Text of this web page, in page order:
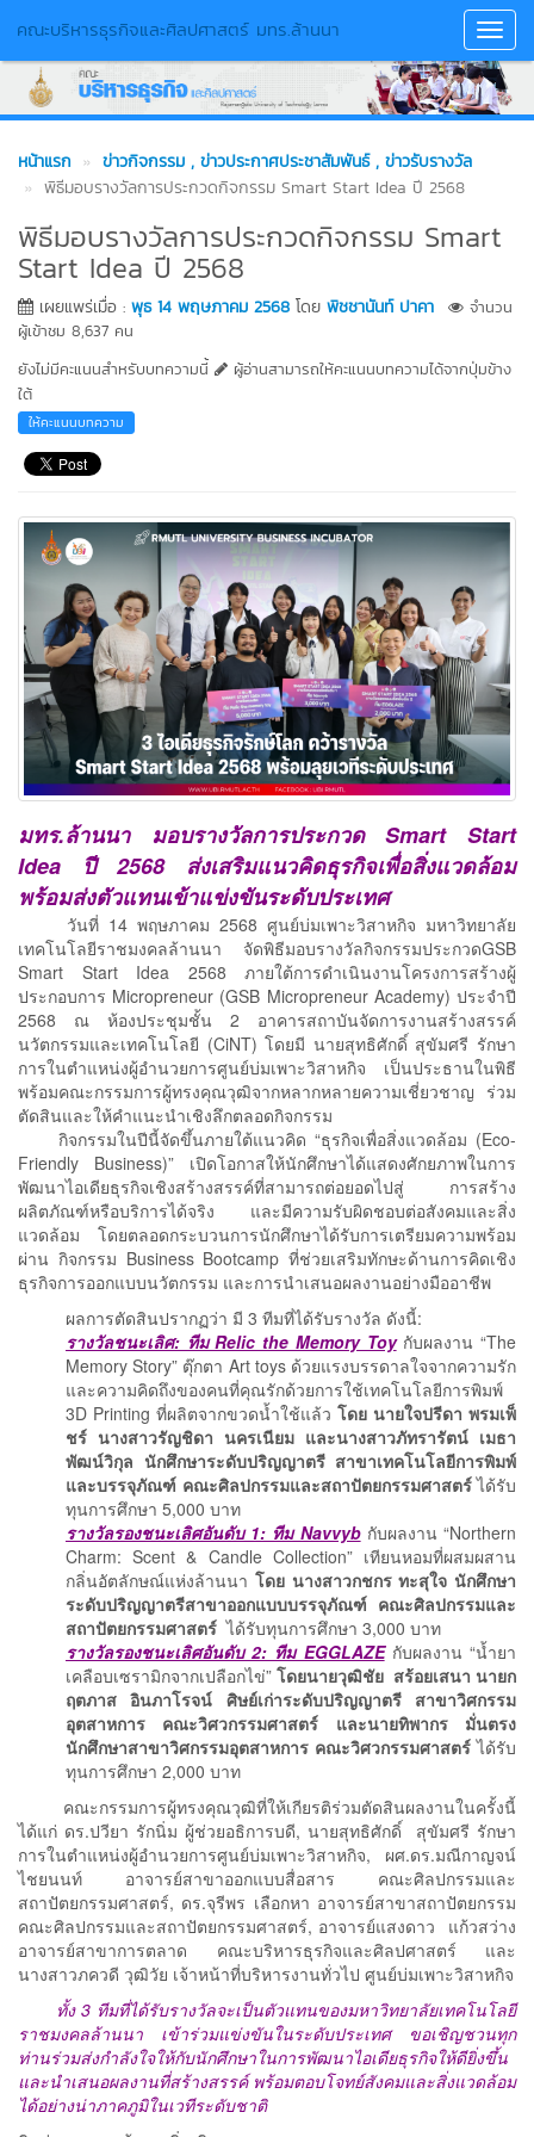
คณะบริหารธุรกิจและศิลปศาสตร์ มทร.ล้านนา
หน้าแรก ข่าวกิจกรรม , ข่าวประกาศประชาสัมพันธ์ , ข่าวรับรางวัล
พิธีมอบรางวัลการประกวดกิจกรรม Smart Start Idea ปี 2568
พิธีมอบรางวัลการประกวดกิจกรรม Smart
Start Idea ปี 2568
เผยแพร่เมื่อ : พุธ 14 พฤษภาคม 2568 โดย พิชชานันท์ ปาคา
จำนวน
ผู้เข้าชม 8,637 คน
ยังไม่มีคะแนนสำหรับบทความนี้
ผู้อ่านสามารถให้คะแนนบทความได้จากปุ่มข้าง
ใต้
ให้คะแนนบทความ
มทร.ล้านนา มอบรางวัลการประกวดSmart Start
Idea ปี 2568 ส่งเสริมแนวคิดธุรกิจเพื่อสิ่งแวดล้อม
พร้อมส่งตัวแทนเข้าแข่งขันระดับประเทศ
วันที่ 14 พฤษภาคม 2568 ศูนย์บ่มเพาะวิสาหกิจ มหาวิทยาลัย
เทคโนโลยีราชมงคลล้านนา จัดพิธีมอบรางวัลกิจกรรมประกวดGSB
Smart Start Idea 2568 ภายใต้การดำเนินงานโครงการสร้างผู้
ประกอบการ Micropreneur (GSB Micropreneur Academy) ประจำปี
2568 ณ ห้องประชุมชั้น 2 อาคารสถาบันจัดการงานสร้างสรรค์
นวัตกรรมและเทคโนโลยี (CiNT) โดยมี นายสุทธิศักดิ์ สุขัมศรี รักษา
การในตำแหน่งผู้อำนวยการศูนย์บ่มเพาะวิสาหกิจ เป็นประธานในพิธี
พร้อมคณะกรรมการผู้ทรงคุณวุฒิจากหลากหลายความเชี่ยวชาญ ร่วม
ตัดสินและให้คำแนะนำเชิงลึกตลอดกิจกรรม
กิจกรรมในปีนี้จัดขึ้นภายใต้แนวคิด “ธุรกิจเพื่อสิ่งแวดล้อม (Eco-
Friendly Business)” เปิดโอกาสให้นักศึกษาได้แสดงศักยภาพในการ
พัฒนาไอเดียธุรกิจเชิงสร้างสรรค์ที่สามารถต่อยอดไปสู่ การสร้าง
ผลิตภัณฑ์หรือบริการได้จริง และมีความรับผิดชอบต่อสังคมและสิ่ง
แวดล้อม โดยตลอดกระบวนการนักศึกษาได้รับการเตรียมความพร้อม
ผ่าน กิจกรรม Business Bootcamp ที่ช่วยเสริมทักษะด้านการคิดเชิง
ธุรกิจการออกแบบนวัตกรรม และการนำเสนอผลงานอย่างมืออาชีพ
ผลการตัดสินปรากฏว่า มี 3 ทีมที่ได้รับรางวัล ดังนี้:
รางวัลชนะเลิศ: ทีม Relic the Memory Toy กับผลงาน “The
Memory Story” ตุ๊กตา Art toys ด้วยแรงบรรดาลใจจากความรัก
และความคิดถึงของคนที่คุณรักด้วยการใช้เทคโนโลยีการพิมพ์
3D Printing ที่ผลิตจากขวดน้ำใช้แล้ว โดย นายใจปรีดา พรมเพ็
ชร์ นางสาวรัญชิดา นครเนียม และนางสาวภัทรารัตน์ เมธา
พัฒน์วิกุล นักศึกษาระดับปริญญาตรี สาขาเทคโนโลยีการพิมพ์
และบรรจุภัณฑ์ คณะศิลปกรรมและสถาปัตยกรรมศาสตร์ได้รับ
ทุนการศึกษา 5,000 บาท
รางวัลรองชนะเลิศอันดับ 1: ทีม Navvybกับผลงาน “Northern
Charm: Scent & Candle Collection” เทียนหอมที่ผสมผสาน
กลิ่นอัตลักษณ์แห่งล้านนา โดย นางสาวกชกร ทะสุใจ นักศึกษา
ระดับปริญญาตรีสาขาออกแบบบรรจุภัณฑ์ คณะศิลปกรรมและ
สถาปัตยกรรมศาสตร์ได้รับทุนการศึกษา 3,000 บาท
รางวัลรองชนะเลิศอันดับ 2: ทีม EGGLAZE กับผลงาน “น้ำยา
เคลือบเซรามิกจากเปลือกไข่” โดยนายวุฒิชัย สร้อยเสนา นายก
ฤตภาส อินภาโรจน์ ศิษย์เก่าระดับปริญญาตรี สาขาวิศกรรม
อุตสาหการ คณะวิศวกรรมศาสตร์ และนายทิพากร มั่นตรง
นักศึกษาสาขาวิศกรรมอุตสาหการ คณะวิศวกรรมศาสตร์ได้รับ
ทุนการศึกษา 2,000 บาท
คณะกรรมการผู้ทรงคุณวุฒิที่ให้เกียรติร่วมตัดสินผลงานในครั้งนี้
ได้แก่ ดร.ปวียา รักนิ่ม ผู้ช่วยอธิการบดี, นายสุทธิศักดิ์ สุขัมศรี รักษา
การในตำแหน่งผู้อำนวยการศูนย์บ่มเพาะวิสาหกิจ, ผศ.ดร.มณีกาญจน์
ไชยนนท์ อาจารย์สาขาออกแบบสื่อสาร คณะศิลปกรรมและ
สถาปัตยกรรมศาสตร์, ดร.จุรีพร เลือกหา อาจารย์สาขาสถาปัตยกรรม
คณะศิลปกรรมและสถาปัตยกรรมศาสตร์, อาจารย์แสงดาว แก้วสว่าง
อาจารย์สาขาการตลาด คณะบริหารธุรกิจและศิลปศาสตร์ และ
นางสาวภควดี วุฒิวัย เจ้าหน้าที่บริหารงานทั่วไป ศูนย์บ่มเพาะวิสาหกิจ
ทั้ง 3 ทีมที่ได้รับรางวัลจะเป็นตัวแทนของมหาวิทยาลัยเทคโนโลยี
ราชมงคลล้านนา เข้าร่วมแข่งขันในระดับประเทศ ขอเชิญชวนทุก
ท่านร่วมส่งกำลังใจให้กับนักศึกษาในการพัฒนาไอเดียธุรกิจให้ดียิ่งขึ้น
และนำเสนอผลงานที่สร้างสรรค์ พร้อมตอบโจทย์สังคมและสิ่งแวดล้อม
ได้อย่างน่าภาคภูมิในเวทีระดับชาติ